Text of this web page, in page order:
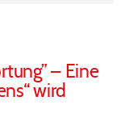
– Eine
wird